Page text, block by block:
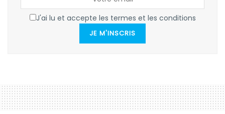
J'ai lu et accepte les termes et les conditions
JE M'INSCRIS